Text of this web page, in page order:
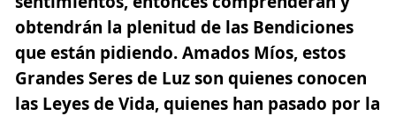
obtendrán la plenitud de las Bendiciones
que están pidiendo. Amados Míos, estos
Grandes Seres de Luz son quienes conocen
las Leyes de Vida, quienes han pasado por la